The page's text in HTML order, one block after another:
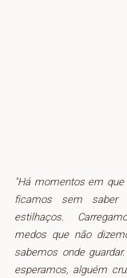
"Há momentos em
ficamos sem
estilhaços.
medos que não
sabemos onde
esperamos, alguém